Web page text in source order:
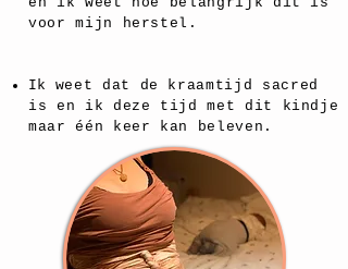
voor mijn herstel.
Ik weet dat de kraamtijd sacred
is en ik deze tijd met dit kindje
maar één keer kan beleven.